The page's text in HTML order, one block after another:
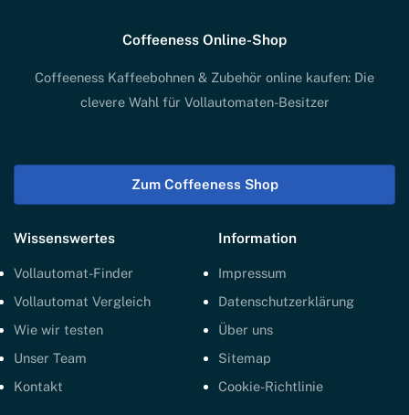
Coffeeness Online-Shop
Coffeeness Kaffeebohnen & Zubehör online kaufen: Die
clevere Wahl für Vollautomaten-Besitzer
Zum Coffeeness Shop
Wissenswertes
Vollautomat-Finder
Vollautomat Vergleich
Wie wir testen
Unser Team
Kontakt
Information
Impressum
Datenschutzerklärung
Über uns
Sitemap
Cookie-Richtlinie